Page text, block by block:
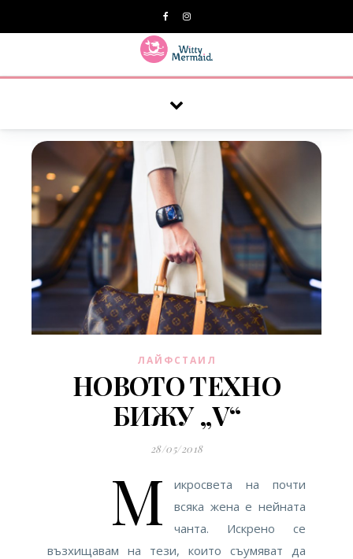
ЛАЙФСТАИЛ
НОВОТО ТЕХНО
БИЖУ „V“
28/05/2018
М
икросвета на почти
всяка жена е нейната
чанта. Искрено се
възхищавам на тези, които съумяват да